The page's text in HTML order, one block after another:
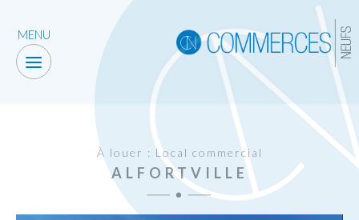
MENU
À louer : Local commercial
ALFORTVILLE